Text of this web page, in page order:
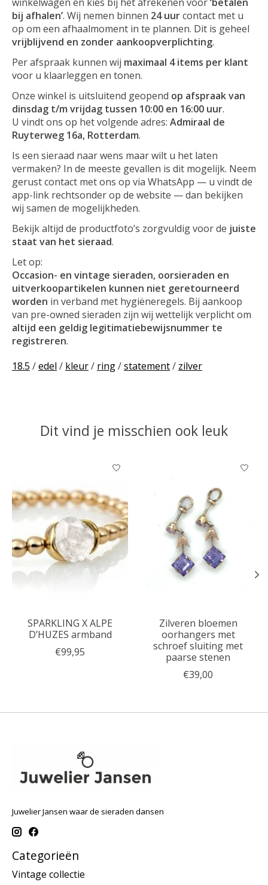
bij afhalen’. Wij nemen binnen 24 uurcontact met u
op om een afhaalmoment in te plannen. Dit is geheel
vrijblijvend en zonder aankoopverplichting.
Per afspraak kunnen wij maximaal 4 items per klant
voor u klaarleggen en tonen.
Onze winkel is uitsluitend geopend op afspraak van
dinsdag t/m vrijdag tussen 10:00 en 16:00 uur.
U vindt ons op het volgende adres: Admiraal de
Ruyterweg 16a, Rotterdam.
Is een sieraad naar wens maar wilt u het laten
vermaken? In de meeste gevallen is dit mogelijk. Neem
gerust contact met ons op via WhatsApp — u vindt de
app-link rechtsonder op de website — dan bekijken
wij samen de mogelijkheden.
Bekijk altijd de productfoto’s zorgvuldig voor de juiste
staat van het sieraad.
Let op:
Occasion- en vintage sieraden, oorsieraden en
uitverkoopartikelen kunnen niet geretourneerd
worden in verband met hygiëneregels. Bij aankoop
van pre-owned sieraden zijn wij wettelijk verplicht om
altijd een geldig legitimatiebewijsnummer te
registreren.
18.5 /edel / kleur/ ring/statement/ zilver
Dit vind je misschien ook leuk
Items van productcarrousel
SPARKLING X ALPE
D’HUZES armband
€99,95
Zilveren bloemen
oorhangers met
schroef sluiting met
paarse stenen
€39,00
Juwelier Jansen waar de sieraden dansen
Categorieën
Vintage collectie